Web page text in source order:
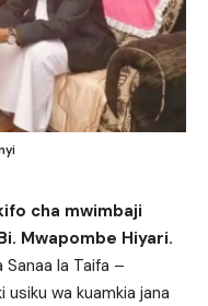
cha mwimbaji
Mwapombe Hiyari.
Sanaa la Taifa –
usiku wa kuamkia jana